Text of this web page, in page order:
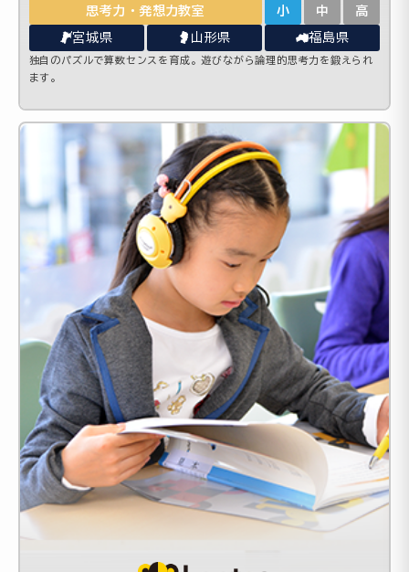
思考力・発想力教室 小 中 高
宮城県 山形県 福島県
独自のパズルで算数センスを育成。遊びながら論理的思考力を鍛えられ
ます。